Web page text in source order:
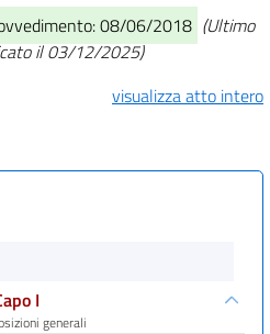
08/06/2018 (Ultimo
il 03/12/2025)
visualizza atto intero
I
generali